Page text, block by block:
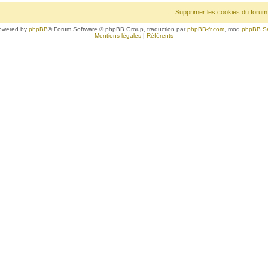
Supprimer les cookies du forum
by phpBB® Forum Software © phpBB Group, traduction parphpBB-fr.com , mod phpBB
Mentions légales | Référents